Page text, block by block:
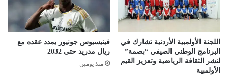
اللجنة الأولمبية الأردنية تشارك في
البرنامج الوطني الصيفي “بصمة”
لنشر الثقافة الرياضية وتعزيز القيم
الأولمبية
فينيسيوس جونيور يمدد عقده مع
ريال مدريد حتى 2032
منذ يومين